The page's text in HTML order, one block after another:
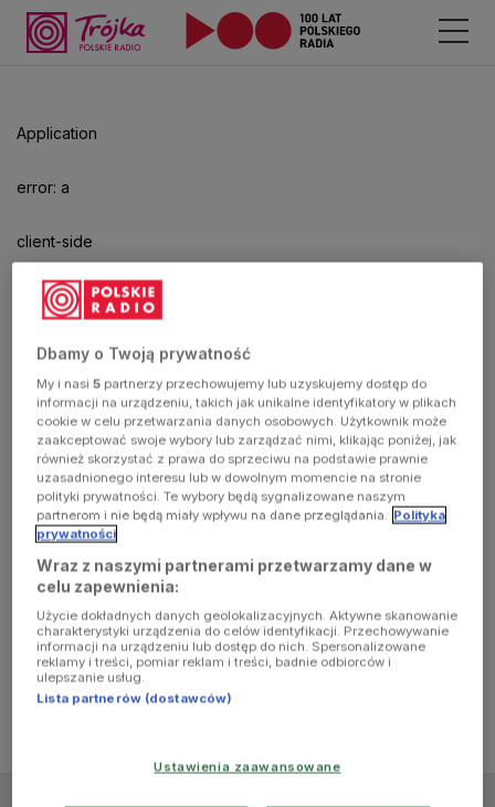
Application
error: a
client-side
exception
has
occurred
(see the
browser
console for
more
information)
aby
odtwarzać.
Dbamy o Twoją prywatność
My i nasi5 partnerzy przechowujemy lub uzyskujemy dostęp do
informacji na urządzeniu, takich jak unikalne identyfikatory w plikach
cookie w celu przetwarzania danych osobowych. Użytkownik może
zaakceptować swoje wybory lub zarządzać nimi, klikając poniżej, jak
również skorzystać z prawa do sprzeciwu na podstawie prawnie
uzasadnionego interesu lub w dowolnym momencie na stronie
polityki prywatności. Te wybory będą sygnalizowane naszym
partnerom i nie będą miały wpływu na dane przeglądania. Polityka
prywatności
Wraz z naszymi partnerami przetwarzamy dane w
celu zapewnienia:
Użycie dokładnych danych geolokalizacyjnych. Aktywne skanowanie
charakterystyki urządzenia do celów identyfikacji. Przechowywanie
informacji na urządzeniu lub dostęp do nich. Spersonalizowane
reklamy i treści, pomiar reklam i treści, badnie odbiorców i
ulepszanie usług.
Lista partnerów (dostawców)
Ustawienia zaawansowane